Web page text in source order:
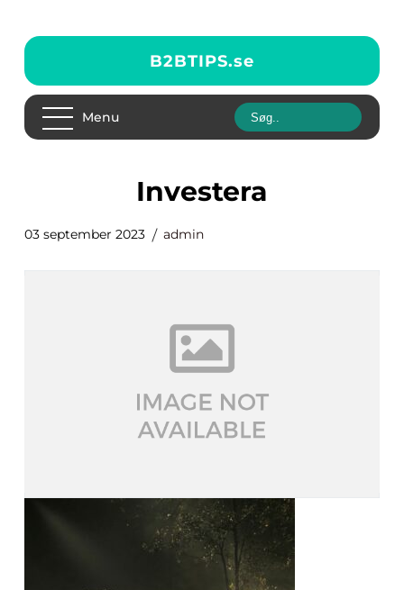
B2BTIPS.se
Menu
investera
03 september 2023 admin